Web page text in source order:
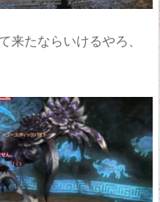
来たならいけるやろ、